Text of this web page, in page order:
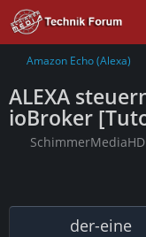
Amazon Echo (Alexa)
ALEXA
ioBroker
SchimmerMediaHD
der-eine